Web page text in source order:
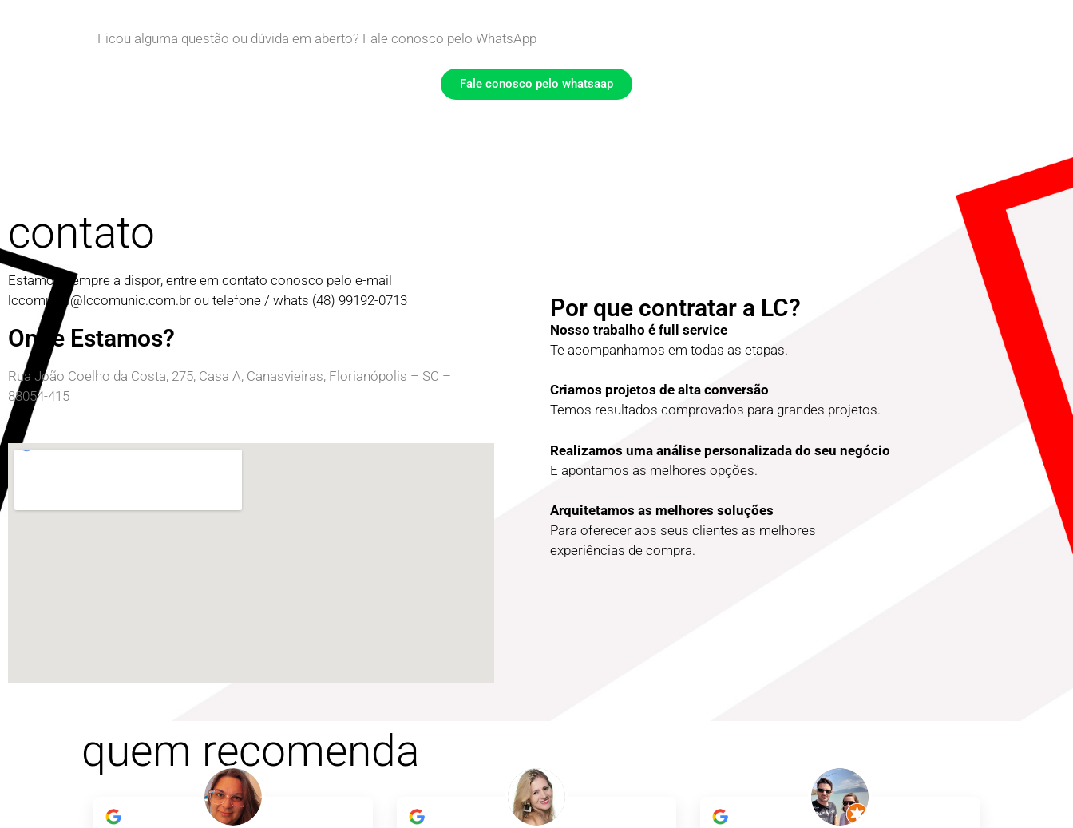
Ficou alguma questão ou dúvida em aberto? Fale conosco pelo WhatsApp
Fale conosco pelo whatsaap
contato
Estamos sempre a dispor, entre em contato conosco pelo e-mail
lccomunic@lccomunic.com.br ou telefone / whats (48) 99192-0713
Onde Estamos?
Rua João Coelho da Costa, 275, Casa A, Canasvieiras, Florianópolis – SC –
88054-415
Por que contratar a LC?
Nosso trabalho é full service
Te acompanhamos em todas as etapas.
Criamos projetos de alta conversão
Temos resultados comprovados para grandes projetos.
Realizamos uma análise personalizada do seu negócio
E apontamos as melhores opções.
Arquitetamos as melhores soluções
Para oferecer aos seus clientes as melhores
experiências de compra.
quem recomenda